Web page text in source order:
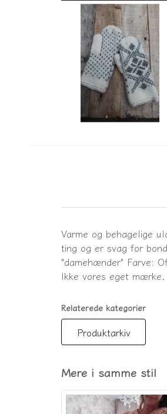
Mere i samme stil
Varme og behagelige
ting og er svag for
"damehænder" Farve:
Ikke vores eget mærke.
Relaterede kategorier
Produktarkiv